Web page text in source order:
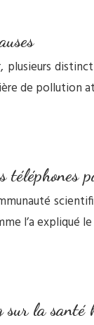
de pollution
l’a expliqué
sur la santé